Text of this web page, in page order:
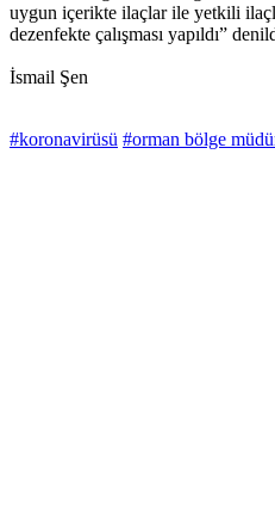
uygun içerikte ilaçlar ile yetkili
dezenfekte çalışması yapıldı”
İsmail Şen
#koronavirüsü #orman bölge